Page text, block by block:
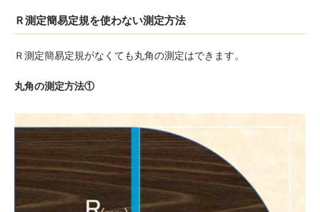
Ｒ測定簡易定規を使わない測定方法
Ｒ測定簡易定規がなくても丸角の測定はできます。
丸角の測定方法①